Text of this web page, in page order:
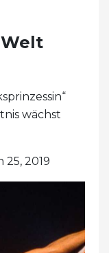
wächst
2019